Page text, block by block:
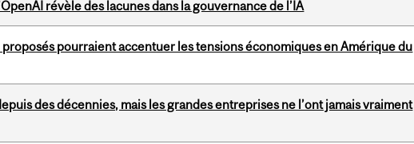
révèle des lacunes dans la gouvernance de l’IA
pourraient accentuer les tensions économiques en Amérique du
des décennies, mais les grandes entreprises ne l’ont jamais vraiment